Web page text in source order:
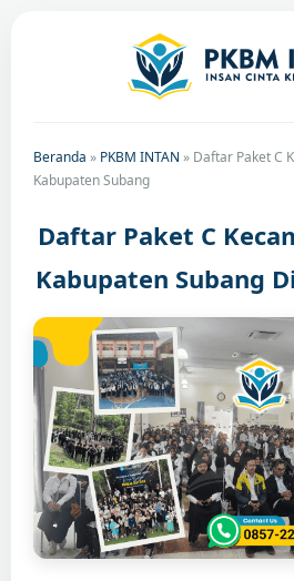
Beranda » PKBM INTAN » Daftar Paket C
Kabupaten Subang
Daftar Paket C
Kabupaten Subang